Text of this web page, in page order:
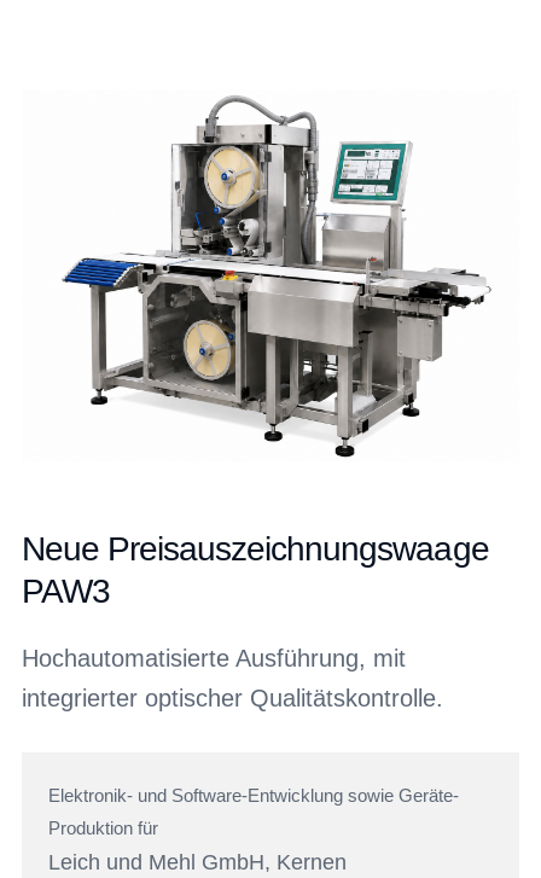
Neue Preisauszeichnungswaage
PAW3
Hochautomatisierte Ausführung, mit
integrierter optischer Qualitätskontrolle.
Elektronik- und Software-Entwicklung sowie Geräte-
Produktion für
Leich und Mehl GmbH, Kernen